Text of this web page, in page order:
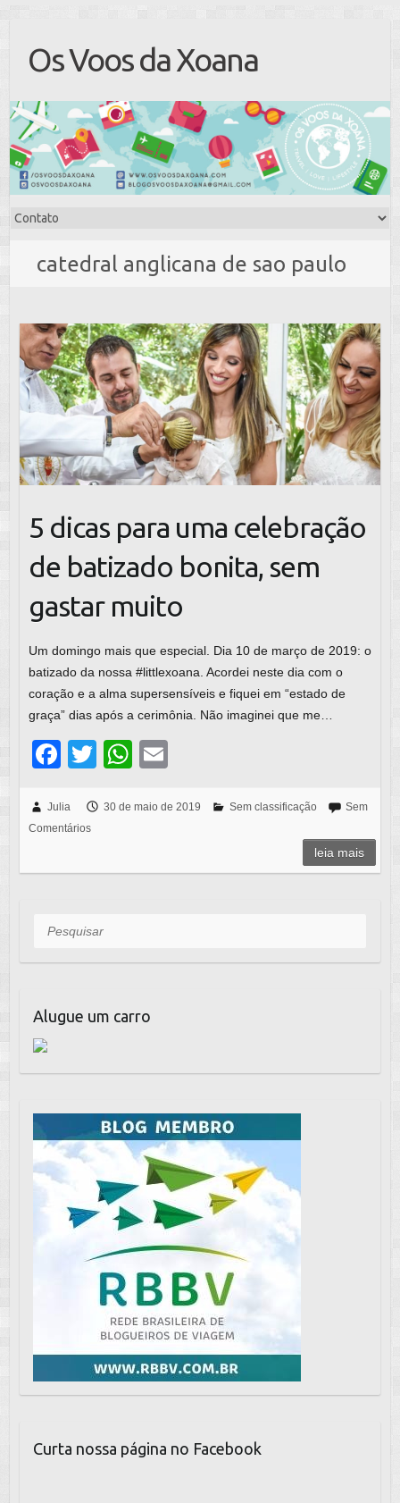
Os Voos da Xoana
catedral anglicana de sao paulo
5 dicas para uma celebração
de batizado bonita, sem
gastar muito
Um domingo mais que especial. Dia 10 de março de 2019: o
batizado da nossa #littlexoana. Acordei neste dia com o
coração e a alma supersensíveis e fiquei em “estado de
graça” dias após a cerimônia. Não imaginei que me…
F
c
e
b
o
k
T
tt
W
at
A
ail
Julia 30 de maio de 2019 Sem classificação
Sem
Comentários
leia mais
Pesquisar
Alugue um carro
Curta nossa página no Facebook